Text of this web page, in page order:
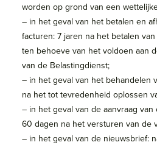
worden op grond van een
– in het geval van het betalen en
facturen: 7 jaren na het betalen
ten behoeve van het voldoen aan
van de Belastingdienst;
– in het geval van het behandelen
na het tot tevredenheid oplossen
– in het geval van de aanvraag
60 dagen na het versturen van de
– in het geval van de nieuwsbrief: